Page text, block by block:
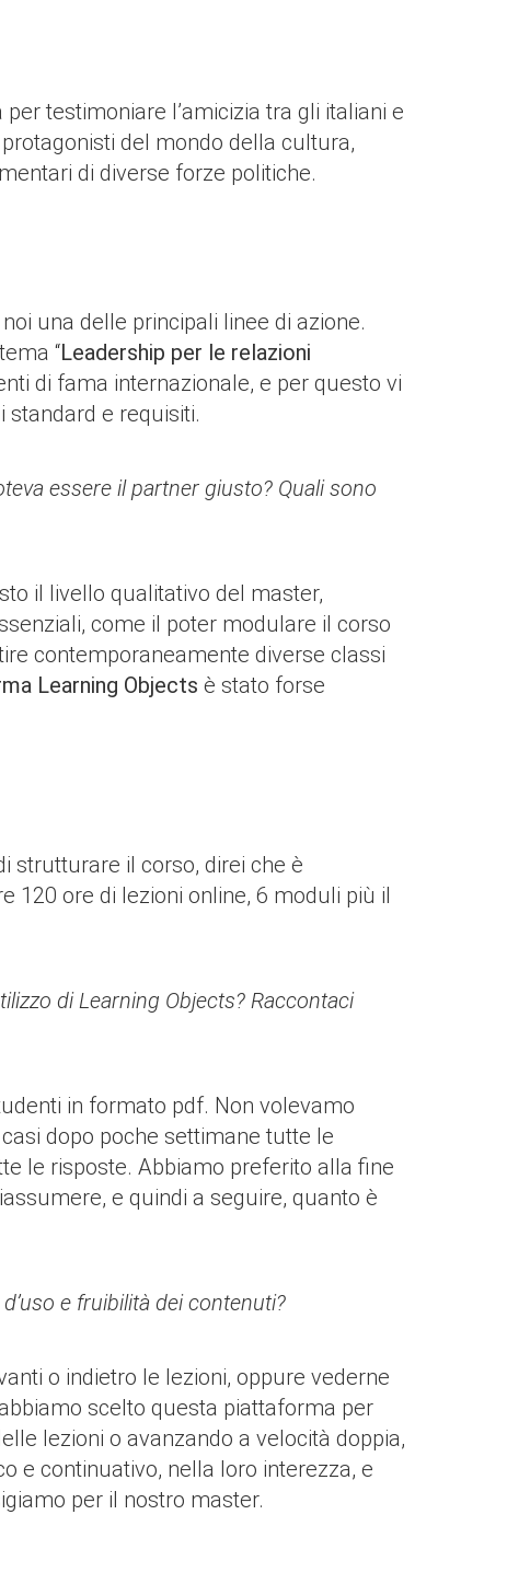
testimoniare l’amicizia tra gli italiani e
del mondo della cultura,
di diverse forze politiche.
una delle principali linee di azione.
“Leadership per le relazioni
di fama internazionale, e per questo vi
standard e requisiti.
essere il partner giusto? Quali sono
il livello qualitativo del master,
come il poter modulare il corso
contemporaneamente diverse classi
Learning Objects è stato forse
strutturare il corso, direi che è
120 ore di lezioni online, 6 moduli più il
di Learning Objects? Raccontaci
in formato pdf. Non volevamo
dopo poche settimane tutte le
le risposte. Abbiamo preferito alla fine
e quindi a seguire, quanto è
e fruibilità dei contenuti?
o indietro le lezioni, oppure vederne
scelto questa piattaforma per
lezioni o avanzando a velocità doppia,
e continuativo, nella loro interezza, e
per il nostro master.